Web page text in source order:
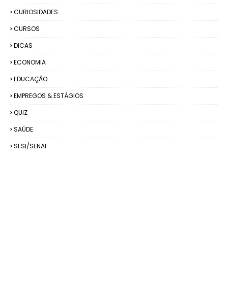
CURIOSIDADES
CURSOS
DICAS
ECONOMIA
EDUCAÇÃO
EMPREGOS & ESTÁGIOS
QUIZ
SAÚDE
SESI/SENAI